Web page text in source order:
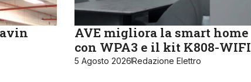
AVE migliora la smart home
con WPA3 e il kit K808-WIFI
5 Agosto 2026Redazione Elettro